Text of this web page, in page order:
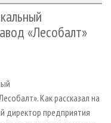
«Лесобалт»
Как рассказал на
директор предприятия